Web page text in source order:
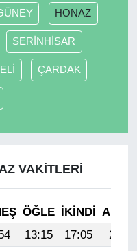
HONAZ
SERİNHİSAR
ÇARDAK
VAKITLERI
ÖĞLE İKINDI
13:15 17:05
20:26